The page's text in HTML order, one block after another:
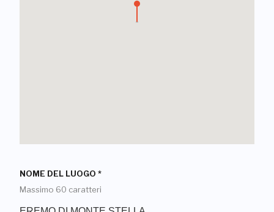
NOME DEL LUOGO *
Massimo 60 caratteri